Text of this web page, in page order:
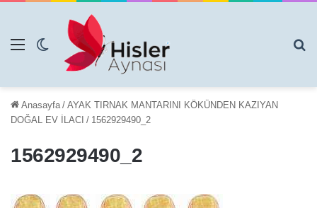
Menü Dış görünümü değiştir
Anasayfa / AYAK TIRNAK MANTARINI KÖKÜNDEN KAZIYAN
DOĞAL EV İLACI / 1562929490_2
1562929490_2